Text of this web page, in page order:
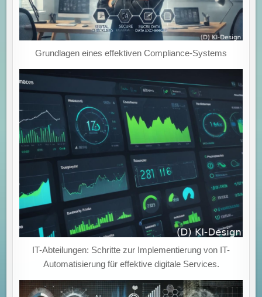
Grundlagen eines effektiven Compliance-Systems
IT-Abteilungen: Schritte zur Implementierung von IT-
Automatisierung für effektive digitale Services.